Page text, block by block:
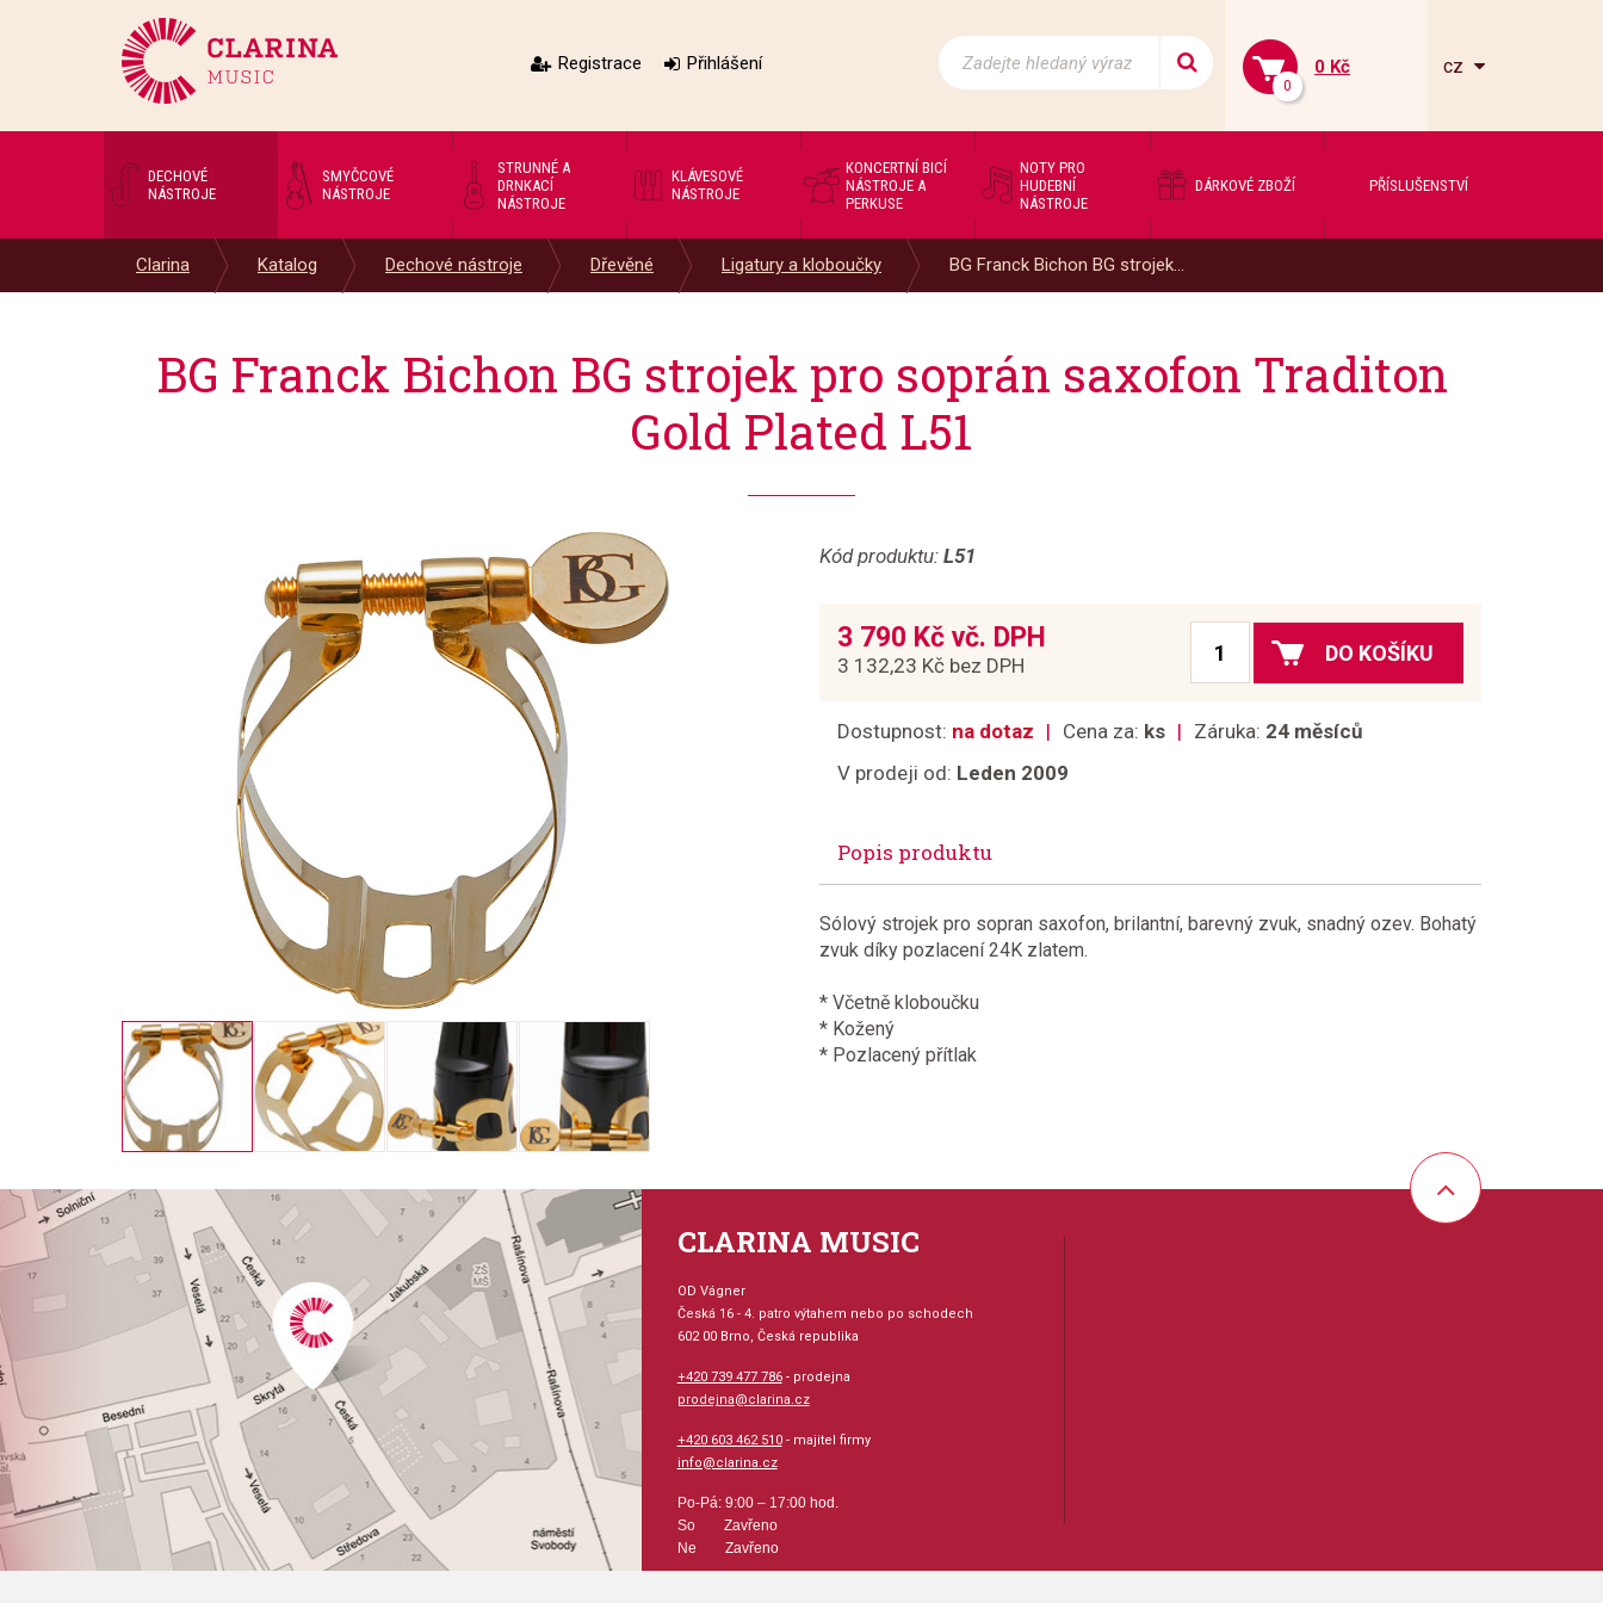
Registrace Přihlášení
0
0 Kč cz
DECHOVÉ
NÁSTROJE
SMYČCOVÉ
NÁSTROJE
STRUNNÉ A
DRNKACÍ
NÁSTROJE
KLÁVESOVÉ
NÁSTROJE
KONCERTNÍ BICÍ
NÁSTROJE A
PERKUSE
NOTY PRO
HUDEBNÍ
NÁSTROJE
DÁRKOVÉ ZBOŽÍ PŘÍSLUŠENSTVÍ
Clarina Katalog Dechové nástroje Dřevěné Ligatury a kloboučky BG Franck Bichon BG strojek...
BG Franck Bichon BG strojek pro soprán saxofon Traditon
Gold Plated L51
Kód produktu: L51
3 790 Kč vč. DPH
3 132,23 Kč bez DPH
DO KOŠÍKU
Dostupnost: na dotaz Cena za: ks Záruka: 24 měsíců
V prodeji od: Leden 2009
Popis produktu
Sólový strojek pro sopran saxofon, brilantní, barevný zvuk, snadný ozev. Bohatý
zvuk díky pozlacení 24K zlatem.
* Včetně kloboučku
* Kožený
* Pozlacený přítlak
CLARINA MUSIC
OD Vágner
Česká 16 - 4. patro výtahem nebo po schodech
602 00 Brno, Česká republika
+420 739 477 786- prodejna
prodejna@clarina.cz
+420 603 462 510- majitel firmy
info@clarina.cz
Po-Pá: 9:00 – 17:00 hod.
So Zavřeno
Ne Zavřeno